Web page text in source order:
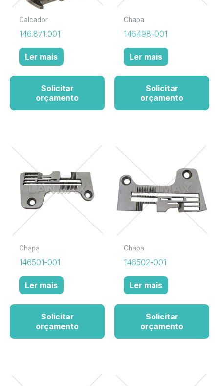
Calcador
146.871.001
Ler mais
Solicitar
orçamento
Chapa
146498-001
Ler mais
Solicitar
orçamento
Chapa
146501-001
Ler mais
Solicitar
orçamento
Chapa
146502-001
Ler mais
Solicitar
orçamento